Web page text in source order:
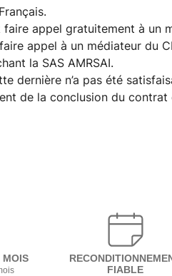
appel gratuitement à un
appel à un médiateur du
la SAS AMRSAI.
dernière n’a pas été
de la conclusion du
MOIS
FIABLE